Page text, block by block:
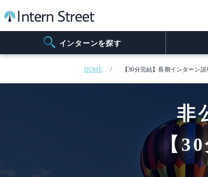
インターンを探す
HOME 【30分完結】長期インターン
非
【